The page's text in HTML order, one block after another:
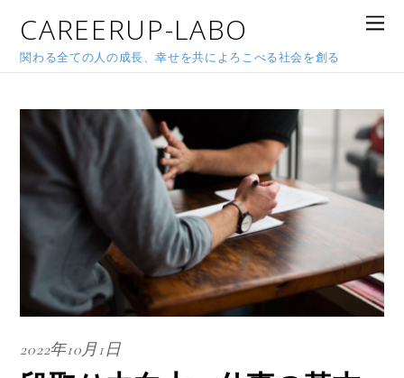
CAREERUP-LABO
関わる全ての人の成長、幸せを共によろこべる社会を創る
2022年10月1日